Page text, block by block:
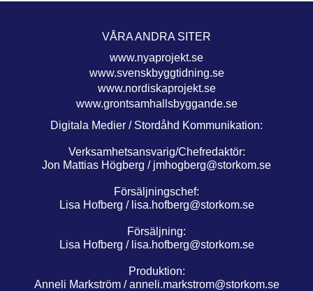
VÅRA ANDRA SITER
www.nyaprojekt.se
www.svenskbyggtidning.se
www.nordiskaprojekt.se
www.grontsamhallsbyggande.se
Digitala Medier / Stordåhd Kommunikation:
Verksamhetsansvarig/Chefredaktör:
Jon Mattias Högberg / jmhogberg@storkom.se
Försäljningschef:
Lisa Hofberg / lisa.hofberg@storkom.se
Försäljning:
Lisa Hofberg / lisa.hofberg@storkom.se
Produktion:
Anneli Markström / anneli.markstrom@storkom.se